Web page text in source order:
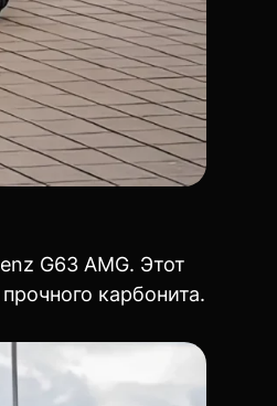
G63 AMG. Этот
карбонита.